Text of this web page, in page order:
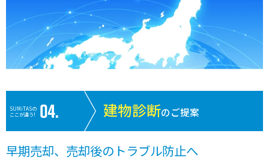
SUMiTASの
ここが違う!
建物診断のご提案
早期売却、売却後のトラブル防止へ